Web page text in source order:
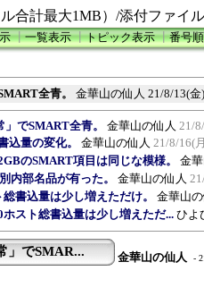
合計最大1MB）/添付ファイ
┃一覧表示┃トピック表示┃番号
全青。 金華山の仙人 21/8/13(金
でSMART全青。 金華山の仙人 21/
込量の変化。
金華山の仙人 21/8/16(
のSMART項目は同じな模様。
金
内部名品が有った。
金華山の仙人
書込量は少し増えただけ。
金華山
スト総書込量は少し増えただ... ひよ
」でSMAR... 金華山の仙人 -